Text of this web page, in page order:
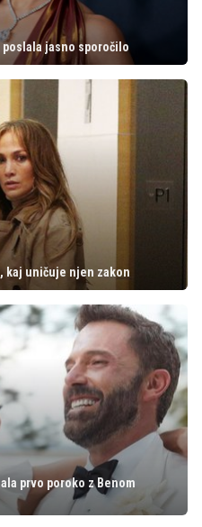
jasno sporočilo
uničuje njen zakon
prvo poroko z Benom